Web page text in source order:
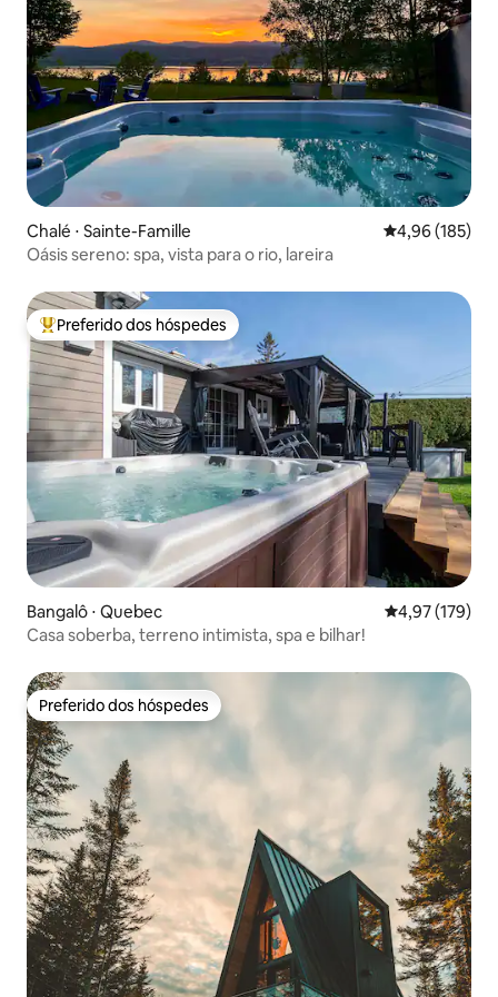
Chalé ⋅ Sainte-Famille 4,96 de uma
4,96 (185)
Oásis sereno: spa, vista para o rio, lareira
Entre os melhores preferidos dos hóspedes
Preferido dos hóspedes
Bangalô ⋅ Quebec 4,97 de uma
4,97 (179)
Casa soberba, terreno intimista, spa e bilhar!
Preferido dos hóspedes
Preferido dos hóspedes